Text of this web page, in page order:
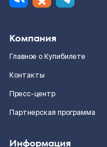
Компания
Главное о Купибилете
Контакты
Пресс-центр
Партнерская программа
Информация